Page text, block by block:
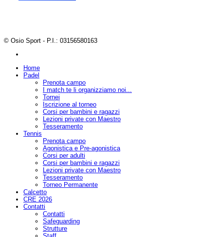
© Osio Sport - P.I.: 03156580163
Home
Padel
Prenota campo
I match te li organizziamo noi...
Tornei
Iscrizione al torneo
Corsi per bambini e ragazzi
Lezioni private con Maestro
Tesseramento
Tennis
Prenota campo
Agonistica e Pre-agonistica
Corsi per adulti
Corsi per bambini e ragazzi
Lezioni private con Maestro
Tesseramento
Torneo Permanente
Calcetto
CRE 2026
Contatti
Contatti
Safeguarding
Strutture